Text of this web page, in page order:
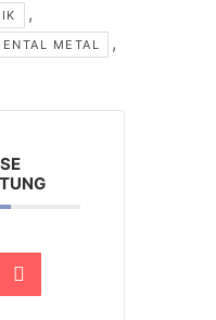
,
METAL ,